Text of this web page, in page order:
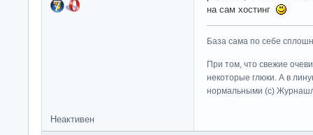
на сам хостинг
База сама по себе
При том, что свежие
некоторые глюки. А в
нормальными (c)
Неактивен